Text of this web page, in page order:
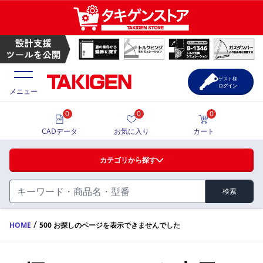
ハンドル・取手・つまみ・周辺機器
FA・A
蝶番・ステー・周辺機器
価格一覧
製品カタログ
メニュー
カテゴリから探す
検索
0
CADデータ
0
お気に入り
0
カート
ゲスト様
ログイン
HOME / 500 お探しのページを表示できませんでした